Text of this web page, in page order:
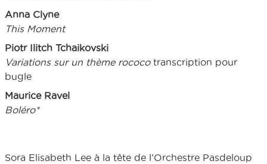
Anna Clyne
This Moment
Piotr Ilitch Tchaikovski
Variations sur un thème rococo transcription pour
bugle
Maurice Ravel
Boléro*
Sora Elisabeth Lee à la tête de l’Orchestre Pasdeloup